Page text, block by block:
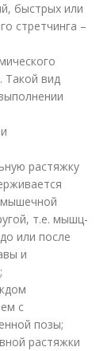
быстрых или
стретчинга –
Такой вид
растяжку
мышечной
т.е. мышц-
или после
и
с
позы;
растяжки